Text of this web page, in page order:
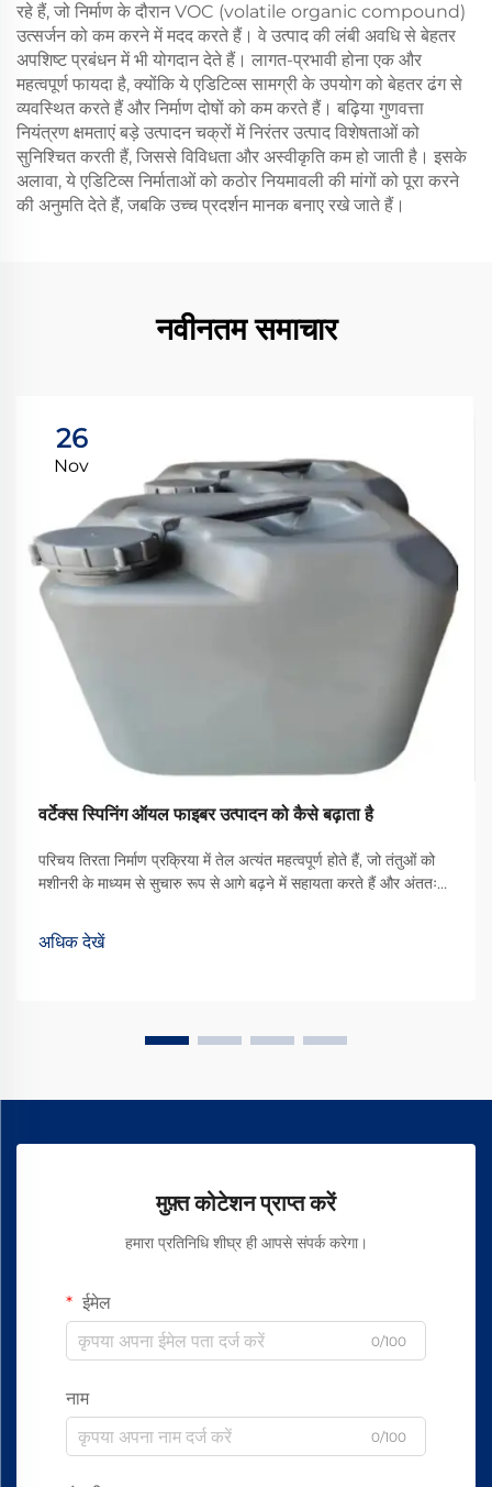
रहे हैं, जो निर्माण के दौरान VOC (volatile organic compound)
उत्सर्जन को कम करने में मदद करते हैं। वे उत्पाद की लंबी अवधि से बेहतर
अपशिष्ट प्रबंधन में भी योगदान देते हैं। लागत-प्रभावी होना एक और
महत्वपूर्ण फायदा है, क्योंकि ये एडिटिव्स सामग्री के उपयोग को बेहतर ढंग से
व्यवस्थित करते हैं और निर्माण दोषों को कम करते हैं। बढ़िया गुणवत्ता
नियंत्रण क्षमताएं बड़े उत्पादन चक्रों में निरंतर उत्पाद विशेषताओं को
सुनिश्चित करती हैं, जिससे विविधता और अस्वीकृति कम हो जाती है। इसके
अलावा, ये एडिटिव्स निर्माताओं को कठोर नियमावली की मांगों को पूरा करने
की अनुमति देते हैं, जबकि उच्च प्रदर्शन मानक बनाए रखे जाते हैं।
नवीनतम समाचार
26
Nov
वर्टेक्स स्पिनिंग ऑयल फाइबर उत्पादन को कैसे बढ़ाता है
परिचय तिरता निर्माण प्रक्रिया में तेल अत्यंत महत्वपूर्ण होते हैं, जो तंतुओं को
मशीनरी के माध्यम से सुचारु रूप से आगे बढ़ने में सहायता करते हैं और अंततः
वॉर्टेक्स स्पिनिंग ऑयल एक प्रकार का ... बन गया है
अधिक देखें
मुफ़्त कोटेशन प्राप्त करें
हमारा प्रतिनिधि शीघ्र ही आपसे संपर्क करेगा।
ईमेल
0/100
नाम
0/100